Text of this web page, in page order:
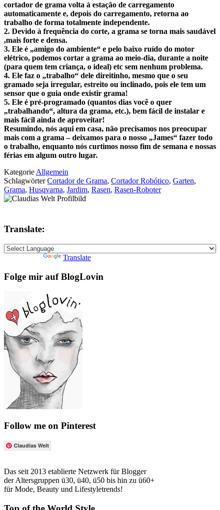
cortador de grama volta à estação de carregamento
automaticamente e, depois do carregamento, retorna ao
trabalho de forma totalmente independente.
2. Devido à frequência do corte, a grama se torna mais saudável
,mais forte e densa.
3. Ele é „amigo do ambiente“ e pelo baixo ruído do motor
elétrico, podemos cortar a grama ao meio-dia, durante a noite
(para quem tem criança, o ideal) etc sem nenhum problema.
4. Ele faz o „trabalho“ dele direitinho, mesmo que o seu
gramado seja irregular, estreito ou inclinado, pois ele tem um
sensor que o guia onde existir grama!
5. Ele é pré-programado (quantos dias você o quer
„trabalhando“, altura da grama, etc.), bem fácil de instalar e
mais fácil ainda de aproveitar!
Resumindo, nós aqui em casa, não precisamos nos preocupar
mais com a grama – deixamos para o nosso „James“ fazer todo
o trabalho, enquanto nós curtimos nosso fim de semana e nossas
férias em algum outro lugar.
Kategorie Allgemein
SchlagwörterCortador de Grama, Cortador Robótico, Garten,
Grama, Husqvarna, Jardim, Rasen, Rasen-Roboter
Translate:
Translate
Folge mir auf BlogLovin
Follow me on Pinterest
Claudias Welt
Das seit 2013 etablierte Netzwerk für Blogger
der Altersgruppen ü30, ü40, ü50 bis hin zu ü60+
für Mode, Beauty und Lifestyletrends!